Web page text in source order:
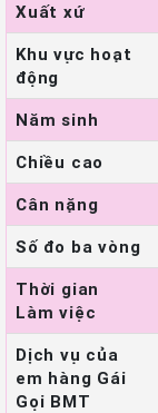
Xuất xứ
Khu vực hoạt
động
Năm sinh
Chiều cao
Cân nặng
Số đo ba vòng
Thời gian
Làm việc
Dịch vụ của
em hàng Gái
Gọi BMT